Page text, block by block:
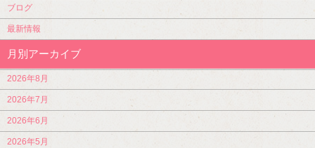
ブログ
最新情報
月別アーカイブ
2026年8月
2026年7月
2026年6月
2026年5月